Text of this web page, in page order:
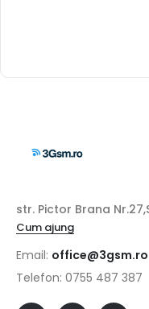
str. Pictor Brana
Cum ajung
Email: office@3gsm.ro
Telefon: 0755 487 387